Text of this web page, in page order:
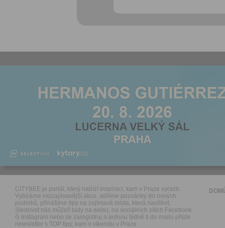
CITYBEE je portál, který nabízí inspiraci, kam v Praze vyrazit.
Vybíráme nejzajímavější akce, sdílíme pozvánky do nových
podniků, přinášíme tipy na zajímavá místa, která navštívit.
Sledovat nás můžeš tady na webu, na sociálních sítích Facebook
či Instagram nebo se zaregistruj a jednou týdně ti do mailu přijde
newsletter s TOP tipy, kam o víkendu v Praze.